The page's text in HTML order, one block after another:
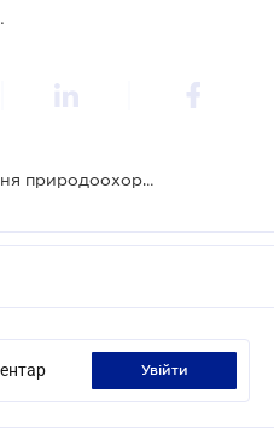
Відповідальність за порушення природоохоронних норм запропонували посилити
увійти